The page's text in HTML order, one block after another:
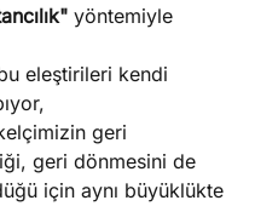
yöntemiyle
eleştirileri kendi
geri
geri dönmesini de
için aynı büyüklükte